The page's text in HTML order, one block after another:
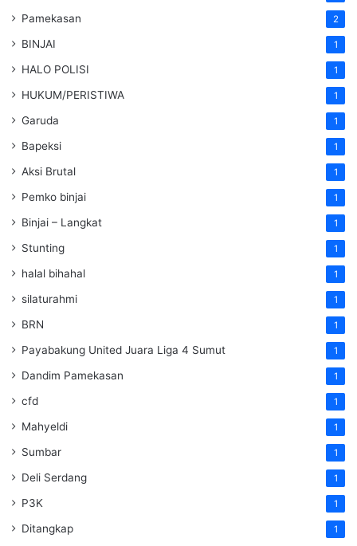
Pamekasan 2
BINJAI 1
HALO POLISI 1
HUKUM/PERISTIWA 1
Garuda 1
Bapeksi 1
Aksi Brutal 1
Pemko binjai 1
Binjai – Langkat 1
Stunting 1
halal bihahal 1
silaturahmi 1
BRN 1
Payabakung United Juara Liga 4 Sumut 1
Dandim Pamekasan 1
cfd 1
Mahyeldi 1
Sumbar 1
Deli Serdang 1
P3K 1
Ditangkap 1